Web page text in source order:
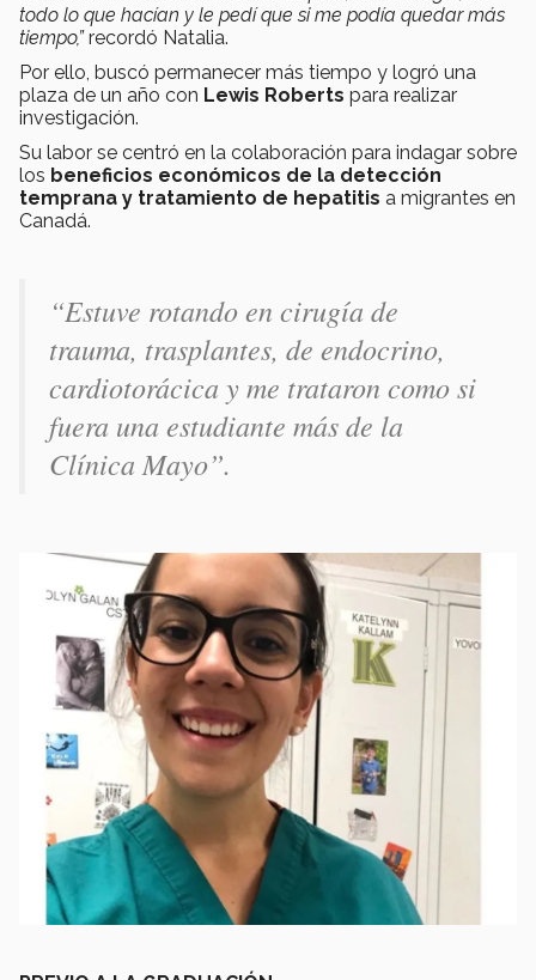
todo lo que hacían y le pedí que si me podía quedar más
tiempo,”recordó Natalia.
Por ello, buscó permanecer más tiempo y logró una
plaza de un año con Lewis Roberts para realizar
investigación.
Su labor se centró en la colaboración para indagar sobre
los beneficios económicos de la detección
temprana y tratamiento de hepatitis a migrantes en
Canadá.
“Estuve rotando en cirugía de
trauma, trasplantes, de endocrino,
cardiotorácica y me trataron como si
fuera una estudiante más de la
Clínica Mayo”.